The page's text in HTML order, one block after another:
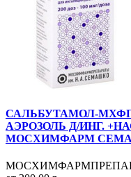
САЛЬБУТАМОЛ-МХФП
АЭРОЗОЛЬ Д/ИНГ.
МОСХИМФАРМ